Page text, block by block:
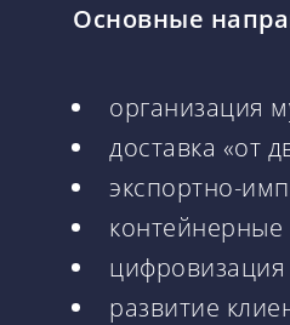
Основные
организация
доставка «от
экспортно-
цифровизация
развитие